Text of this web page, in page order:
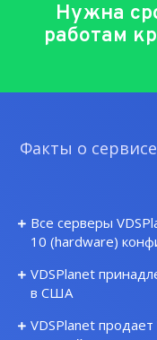
Нужна
работам
Факты о
Все серверы
10 (hardware)
VDSPlanet
в США
VDSPlanet